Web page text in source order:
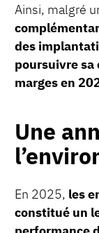
Ainsi, malgré
des
poursuivre sa
marges en
Une
En 2025, les
constitué un